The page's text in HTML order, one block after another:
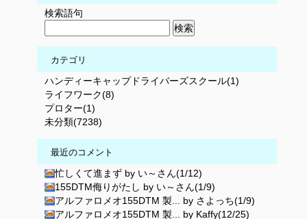
検索語句
カテゴリ
ハンディーキャップドライバーズスクール(1)
ライフワーク(8)
プロター(1)
未分類(7238)
最近のコメント
忙しくて進まず by い～さん(1/12)
155DTM侮りがたし by い～さん(1/9)
アルファロメオ155DTM 製... by さよっち(1/9)
アルファロメオ155DTM 製... by Kaffy(12/25)